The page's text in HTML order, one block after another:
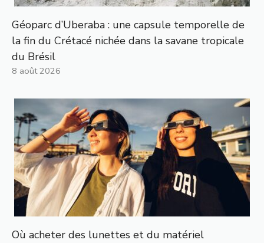
Géoparc d’Uberaba : une capsule temporelle de
la fin du Crétacé nichée dans la savane tropicale
du Brésil
8 août 2026
Où acheter des lunettes et du matériel